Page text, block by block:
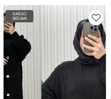
BDN-
KARGO
BEDAVA